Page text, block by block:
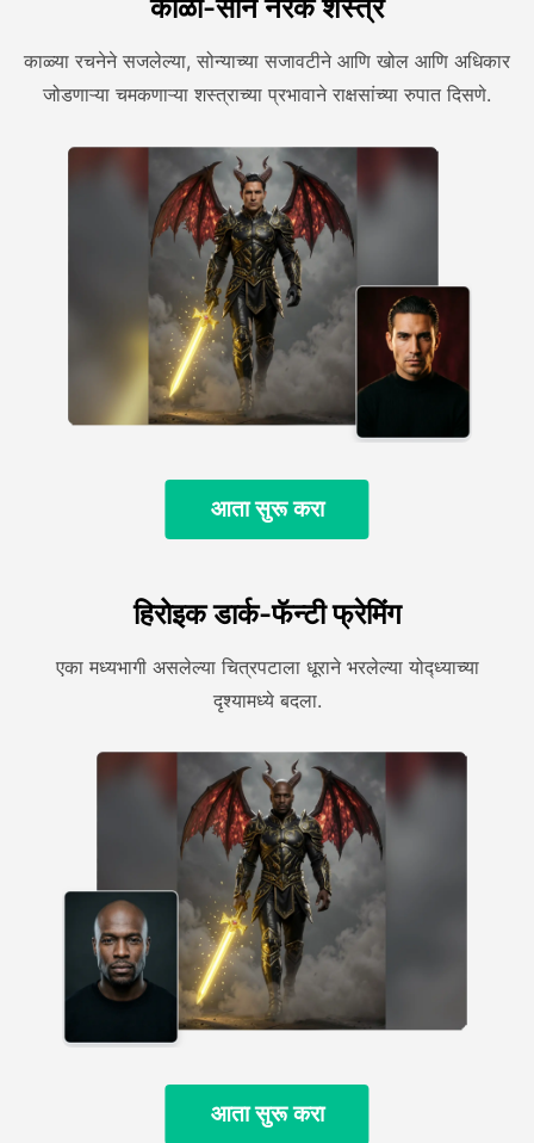
काळा-सोने नरक शस्त्र
काळ्या रचनेने सजलेल्या, सोन्याच्या सजावटीने आणि खोल आणि अधिकार
जोडणाऱ्या चमकणाऱ्या शस्त्राच्या प्रभावाने राक्षसांच्या रुपात दिसणे.
आता सुरू करा
हिरोइक डार्क-फॅन्टी फ्रेमिंग
एका मध्यभागी असलेल्या चित्रपटाला धूराने भरलेल्या योद्ध्याच्या
दृश्यामध्ये बदला.
आता सुरू करा